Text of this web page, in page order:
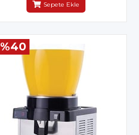
Sepete Ekle
%40